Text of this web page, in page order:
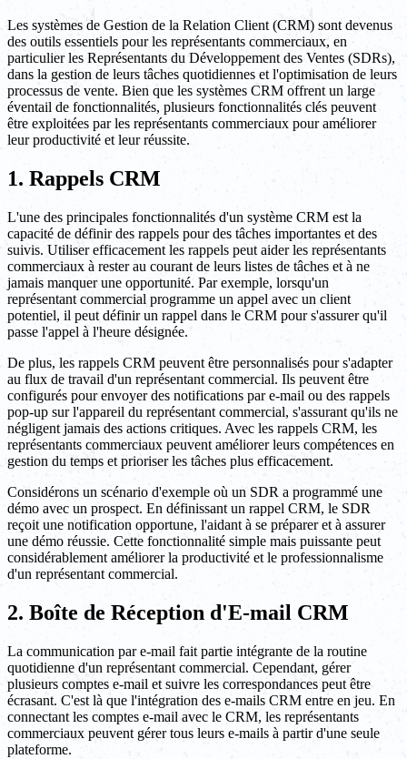
Les systèmes de Gestion de la Relation Client (CRM) sont devenus
des outils essentiels pour les représentants commerciaux, en
particulier les Représentants du Développement des Ventes (SDRs),
dans la gestion de leurs tâches quotidiennes et l'optimisation de leurs
processus de vente. Bien que les systèmes CRM offrent un large
éventail de fonctionnalités, plusieurs fonctionnalités clés peuvent
être exploitées par les représentants commerciaux pour améliorer
leur productivité et leur réussite.
1. Rappels CRM
L'une des principales fonctionnalités d'un système CRM est la
capacité de définir des rappels pour des tâches importantes et des
suivis. Utiliser efficacement les rappels peut aider les représentants
commerciaux à rester au courant de leurs listes de tâches et à ne
jamais manquer une opportunité. Par exemple, lorsqu'un
représentant commercial programme un appel avec un client
potentiel, il peut définir un rappel dans le CRM pour s'assurer qu'il
passe l'appel à l'heure désignée.
De plus, les rappels CRM peuvent être personnalisés pour s'adapter
au flux de travail d'un représentant commercial. Ils peuvent être
configurés pour envoyer des notifications par e-mail ou des rappels
pop-up sur l'appareil du représentant commercial, s'assurant qu'ils ne
négligent jamais des actions critiques. Avec les rappels CRM, les
représentants commerciaux peuvent améliorer leurs compétences en
gestion du temps et prioriser les tâches plus efficacement.
Considérons un scénario d'exemple où un SDR a programmé une
démo avec un prospect. En définissant un rappel CRM, le SDR
reçoit une notification opportune, l'aidant à se préparer et à assurer
une démo réussie. Cette fonctionnalité simple mais puissante peut
considérablement améliorer la productivité et le professionnalisme
d'un représentant commercial.
2. Boîte de Réception d'E-mail CRM
La communication par e-mail fait partie intégrante de la routine
quotidienne d'un représentant commercial. Cependant, gérer
plusieurs comptes e-mail et suivre les correspondances peut être
écrasant. C'est là que l'intégration des e-mails CRM entre en jeu. En
connectant les comptes e-mail avec le CRM, les représentants
commerciaux peuvent gérer tous leurs e-mails à partir d'une seule
plateforme.